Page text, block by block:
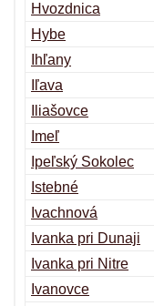
Hvozdnica
Hybe
Ihľany
Iľava
Iliašovce
Imeľ
Ipeľský Sokolec
Istebné
Ivachnová
Ivanka pri Dunaji
Ivanka pri Nitre
Ivanovce